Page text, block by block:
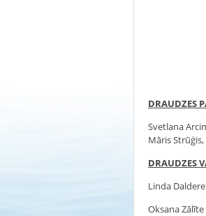
DRAUDZES
Svetlana
Māris
DRAUDZES
Linda
Oksana